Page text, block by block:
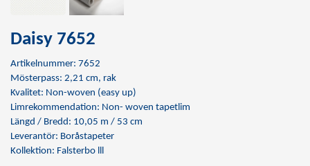
Daisy 7652
Artikelnummer: 7652
Mösterpass: 2,21 cm, rak
Kvalitet: Non-woven (easy up)
Limrekommendation: Non- woven tapetlim
Längd / Bredd: 10,05 m / 53 cm
Leverantör: Boråstapeter
Kollektion: Falsterbo lll